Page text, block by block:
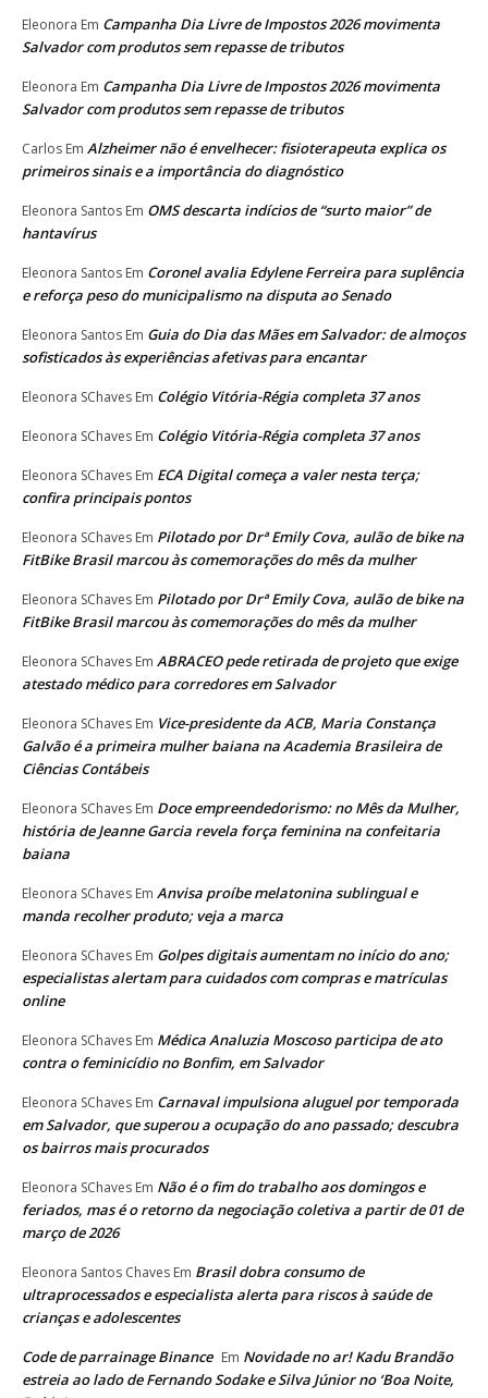
Eleonora Em Campanha Dia Livre de Impostos 2026 movimenta
Salvador com produtos sem repasse de tributos
Eleonora Em Campanha Dia Livre de Impostos 2026 movimenta
Salvador com produtos sem repasse de tributos
Carlos Em Alzheimer não é envelhecer: fisioterapeuta explica os
primeiros sinais e a importância do diagnóstico
Eleonora Santos Em OMS descarta indícios de “surto maior” de
hantavírus
Eleonora Santos Em Coronel avalia Edylene Ferreira para suplência
e reforça peso do municipalismo na disputa ao Senado
Eleonora Santos Em Guia do Dia das Mães em Salvador: de almoços
sofisticados às experiências afetivas para encantar
Eleonora SChaves Em Colégio Vitória-Régia completa 37 anos
Eleonora SChaves Em Colégio Vitória-Régia completa 37 anos
Eleonora SChaves Em ECA Digital começa a valer nesta terça;
confira principais pontos
Eleonora SChaves Em Pilotado por Drª Emily Cova, aulão de bike na
FitBike Brasil marcou às comemorações do mês da mulher
Eleonora SChaves Em Pilotado por Drª Emily Cova, aulão de bike na
FitBike Brasil marcou às comemorações do mês da mulher
Eleonora SChaves Em ABRACEO pede retirada de projeto que exige
atestado médico para corredores em Salvador
Eleonora SChaves Em Vice-presidente da ACB, Maria Constança
Galvão é a primeira mulher baiana na Academia Brasileira de
Ciências Contábeis
Eleonora SChaves Em Doce empreendedorismo: no Mês da Mulher,
história de Jeanne Garcia revela força feminina na confeitaria
baiana
Eleonora SChaves Em Anvisa proíbe melatonina sublingual e
manda recolher produto; veja a marca
Eleonora SChaves Em Golpes digitais aumentam no início do ano;
especialistas alertam para cuidados com compras e matrículas
online
Eleonora SChaves Em Médica Analuzia Moscoso participa de ato
contra o feminicídio no Bonfim, em Salvador
Eleonora SChaves Em Carnaval impulsiona aluguel por temporada
em Salvador, que superou a ocupação do ano passado; descubra
os bairros mais procurados
Eleonora SChaves Em Não é o fim do trabalho aos domingos e
feriados, mas é o retorno da negociação coletiva a partir de 01 de
março de 2026
Eleonora Santos Chaves Em Brasil dobra consumo de
ultraprocessados e especialista alerta para riscos à saúde de
crianças e adolescentes
Code de parrainage Binance Em Novidade no ar! Kadu Brandão
estreia ao lado de Fernando Sodake e Silva Júnior no ‘Boa Noite,